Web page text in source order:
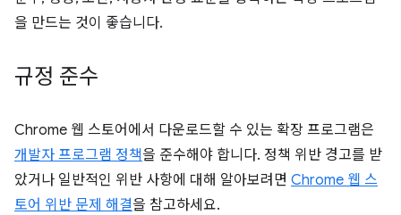
을 만드는 것이 좋습니다.
규정 준수
Chrome 웹 스토어에서 다운로드할 수 있는 확장 프로그램은
개발자 프로그램 정책을 준수해야 합니다. 정책 위반 경고를 받
았거나 일반적인 위반 사항에 대해 알아보려면 Chrome 웹 스
토어 위반 문제 해결을 참고하세요.